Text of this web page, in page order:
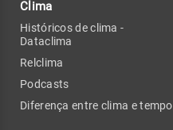
Clima
Históricos de clima -
Dataclima
Relclima
Podcasts
Diferença entre clima e tempo